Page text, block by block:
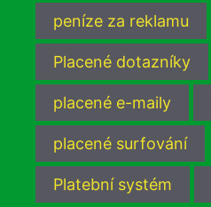
peníze za reklamu
Placené dotazníky
placené e-maily
placené surfování
Platební systém